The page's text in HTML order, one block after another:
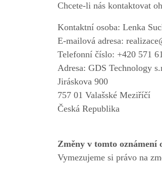
Chcete-li nás kontaktovat
Kontaktní osoba: Lenka
E-mailová adresa:
Telefonní číslo: +420 571
Adresa: GDS Technology
Jiráskova 900
757 01 Valašské Meziříčí
Česká Republika
Změny v tomto oznámení
Vymezujeme si právo na